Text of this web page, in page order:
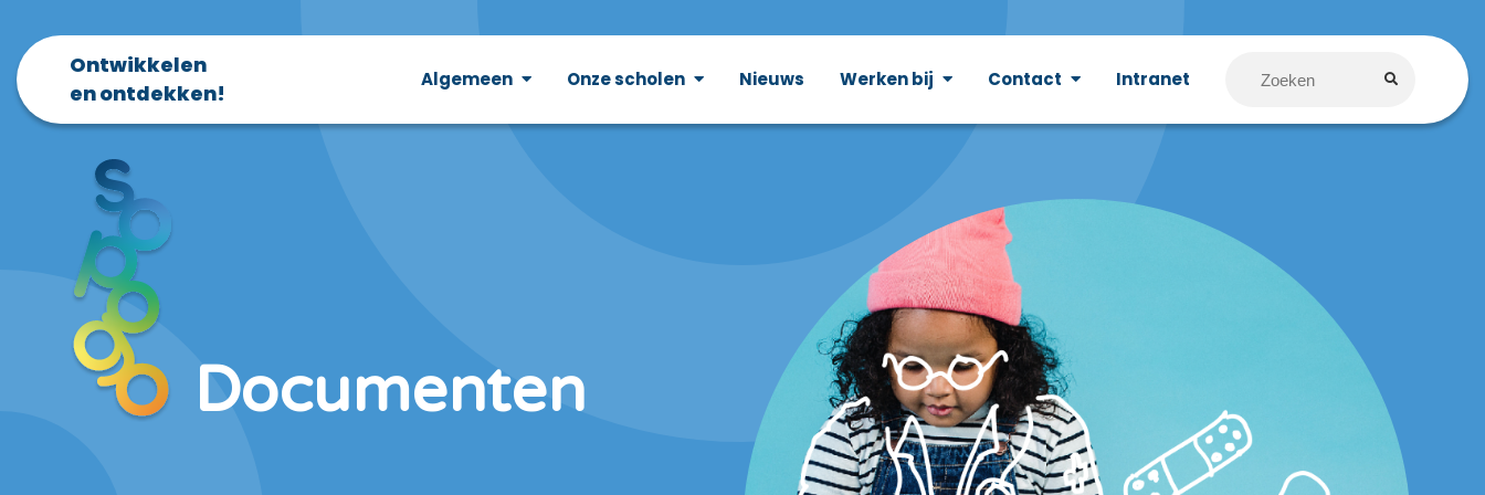
Ontwikkelen
en ontdekken!
Algemeen Onze scholen Nieuws Werken bij Contact Intranet
Documenten